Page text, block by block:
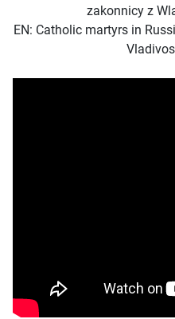
zakonnicy z
EN: Catholic martyrs in